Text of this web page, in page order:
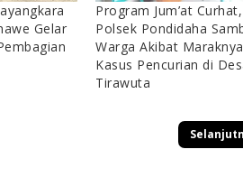
Gelar
Program Jum’at Curhat,
Polsek Pondidaha
Warga Akibat Maraknya
Kasus Pencurian di
Tirawuta